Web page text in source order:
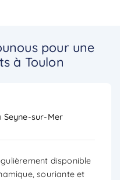
pour une
à Toulon
sur-Mer
disponible
souriante et